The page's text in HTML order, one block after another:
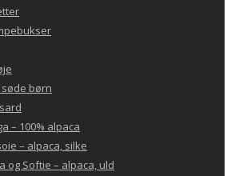
børn
– 100% alpaca
– alpaca, silke
og Softie – alpaca, uld